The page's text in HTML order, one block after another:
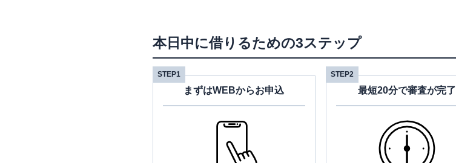
本日中に借りるための3ステップ
STEP1
まずはWEBからお申込
STEP2
最短20分で審査が完了